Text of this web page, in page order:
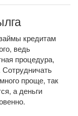
кредитам
ведь
процедура,
проще, так
а деньги